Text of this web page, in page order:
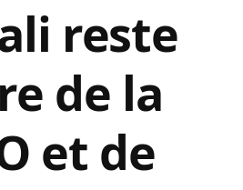
reste
de la
et de